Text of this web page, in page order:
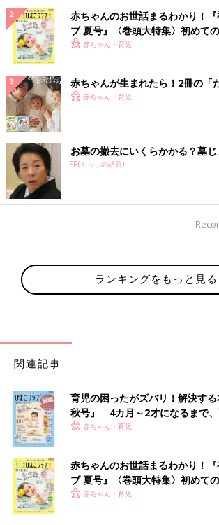
「実母がよく牛乳消費の為に作ってくれたの
す。牛乳＋片栗粉＋砂糖を鍋に入れ、練った後
食べます」
簡単料理に！
「グラタンとポタージュスープで牛乳を大量消
ンは800ccぐらい使います。スープはその日の
「牛乳パック１本使ってカッテージチーズ作
にしたり、グラタン作っています。家も寒い時
が減るので、余った時に作っています」
「ホワイトソースを作って冷凍しておくとご
「牛乳にコンソメをいれるだけのスープです
ザクザク切ったほうれん草を少し炒めて、そ
入れる。コンソメも入れる。温まったらおわ
くらい牛乳入れても美味しいです。すぐなくな
すが、基本的には、温めた牛乳に、お酢かレ
め，クッキングペーパーでこすだけ。カッテ
味わいです。鰹節と醤油をかけて食べると、
す。わさび醤油でも！」
「ベーコン（ハムでも）を炒め、白菜を細切
て、水を少し。
そのあとチキンコンソメ、牛乳をいれてプラッ
整えてできあがり！」
赤ちゃんのお世話まるわかり！
ブ 夏号』〈巻頭大特集〉初めて
く！ おっぱい・ミルクの基本と
赤ちゃん・育児
赤ちゃんが生まれたら！2冊の「
赤ちゃん・育児
お墓の撤去にいくらかかる？墓
PR(くらしの話題)
ランキングをもっと見る
関連記事
育児の困ったがズバリ！解決す
秋号』 4カ月～2才になるまで、
いっぱい！
赤ちゃん・育児
赤ちゃんのお世話まるわかり！
ブ 夏号』〈巻頭大特集〉初めて
く！ おっぱい・ミルクの基本と
赤ちゃん・育児